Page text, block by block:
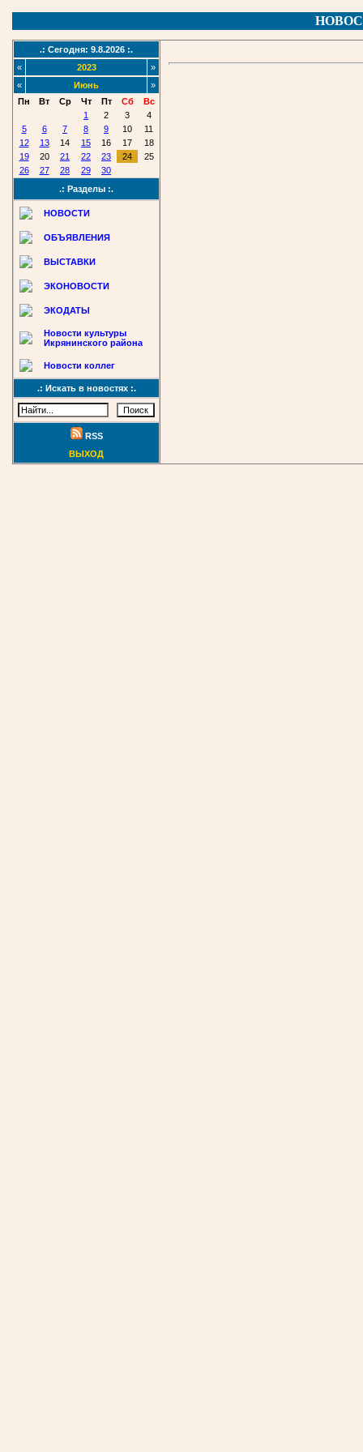
.: Сегодня: 9.8.2026 :.
«
2023
»
«
Июнь
»
Пн
Вт Ср Чт Пт Сб
Вс
1
2 3
4
5
6 7 8 9 10
11
12
13 14 15 16 17
18
19
20 21 22 23 24
25
26
27 28 29
30
.: Разделы :.
НОВОСТИ
ОБЪЯВЛЕНИЯ
ВЫСТАВКИ
ЭКОНОВОСТИ
ЭКОДАТЫ
Новости культуры
Икрянинского района
Новости коллег
.: Искать в новостях :.
RSS
ВЫХОД